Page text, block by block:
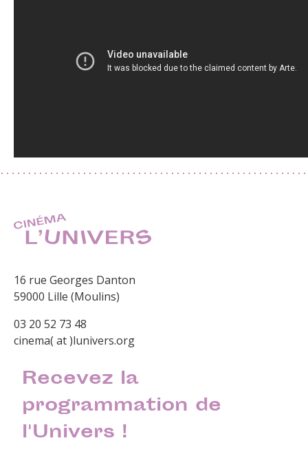
16 rue Georges Danton
59000 Lille (Moulins)
03 20 52 73 48
cinema( at )lunivers.org
Recevez la
programmation de
l'Univers !